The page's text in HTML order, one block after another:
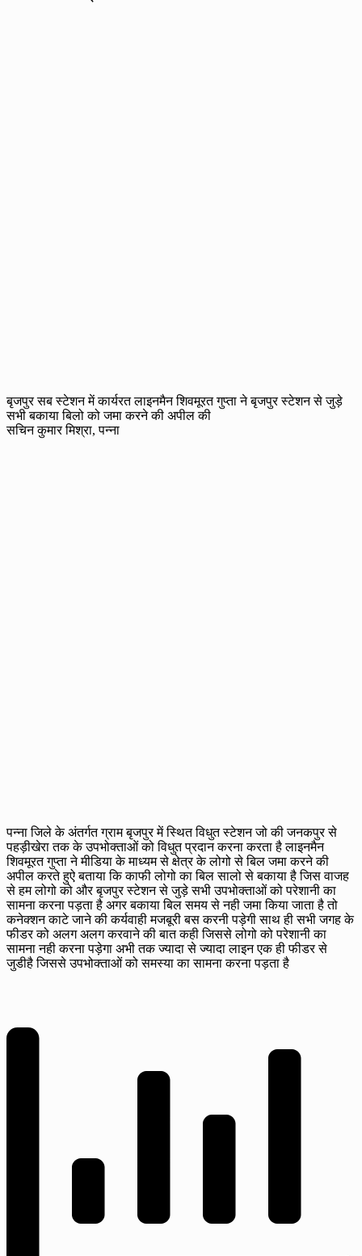
बृजपुर सब स्टेशन में कार्यरत लाइनमैन शिवमूरत गुप्ता ने बृजपुर स्टेशन से जुड़े
सभी बकाया बिलो को जमा करने की अपील की
सचिन कुमार मिश्रा, पन्ना
पन्ना जिले के अंतर्गत ग्राम बृजपुर में स्थित विधुत स्टेशन जो की जनकपुर से
पहड़ीखेरा तक के उपभोक्ताओं को विधुत प्रदान करना करता है लाइनमैन
शिवमूरत गुप्ता ने मीडिया के माध्यम से क्षेत्र के लोगो से बिल जमा करने की
अपील करते हुऐ बताया कि काफी लोगो का बिल सालो से बकाया है जिस वाजह
से हम लोगो को और बृजपुर स्टेशन से जुड़े सभी उपभोक्ताओं को परेशानी का
सामना करना पड़ता है अगर बकाया बिल समय से नही जमा किया जाता है तो
कनेक्शन काटे जाने की कर्यवाही मजबूरी बस करनी पड़ेगी साथ ही सभी जगह के
फीडर को अलग अलग करवाने की बात कही जिससे लोगो को परेशानी का
सामना नही करना पड़ेगा अभी तक ज्यादा से ज्यादा लाइन एक ही फीडर से
जुडीहै जिससे उपभोक्ताओं को समस्या का सामना करना पड़ता है